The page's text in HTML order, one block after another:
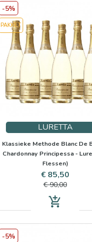
LURETTA
Klassieke Methode Blanc De
Chardonnay Principessa -
Flessen)
Prijs
€ 85,50
€ 90,00
add_shopping_cart
-5%
PAKKET
-5%